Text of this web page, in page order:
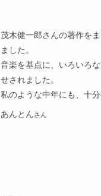
茂木健一郎さんの著作を
ました。
音楽を基点に、いろいろ
せされました。
私のような中年にも、十分
あんとんさん